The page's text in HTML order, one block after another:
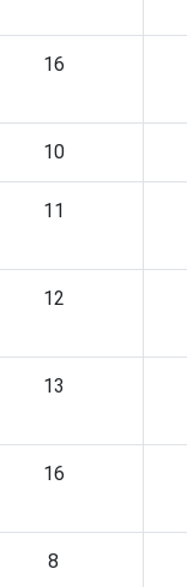
16
10
11
12
13
16
8